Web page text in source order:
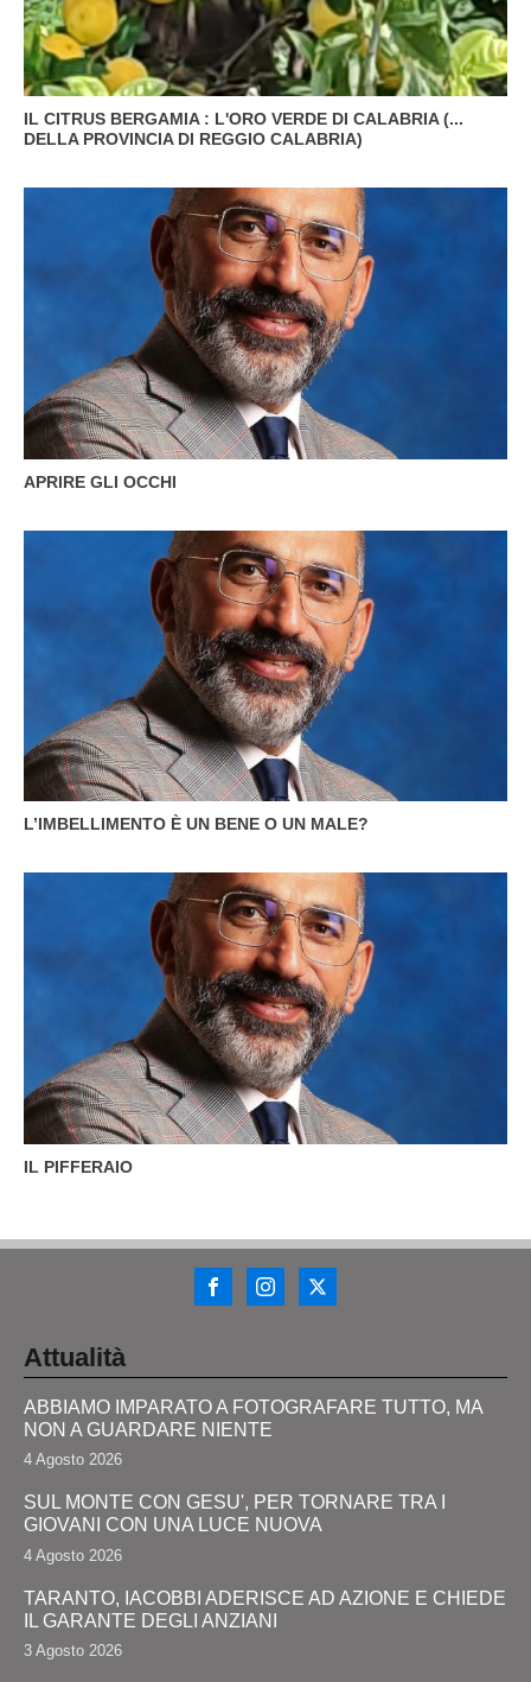
IL CITRUS BERGAMIA : L'ORO VERDE DI CALABRIA (...
DELLA PROVINCIA DI REGGIO CALABRIA)
APRIRE GLI OCCHI
L’IMBELLIMENTO È UN BENE O UN MALE?
IL PIFFERAIO
Attualità
ABBIAMO IMPARATO A FOTOGRAFARE TUTTO, MA
NON A GUARDARE NIENTE
4 Agosto 2026
SUL MONTE CON GESU', PER TORNARE TRA I
GIOVANI CON UNA LUCE NUOVA
4 Agosto 2026
TARANTO, IACOBBI ADERISCE AD AZIONE E CHIEDE
IL GARANTE DEGLI ANZIANI
3 Agosto 2026